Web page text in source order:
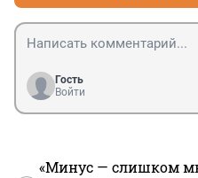
Гость
Войти
«Минус — слишком